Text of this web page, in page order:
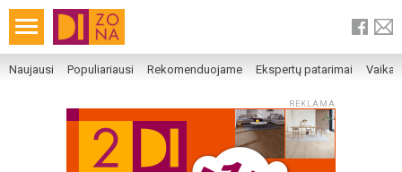
Naujausi Populiariausi Rekomenduojame Ekspertų patarimai
REKLAMA